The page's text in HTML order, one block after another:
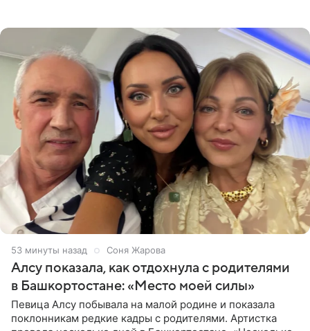
53 минуты назад Соня Жарова
Алсу показала, как отдохнула с родителями
в Башкортостане: «Место моей силы»
Певица Алсу побывала на малой родине и показала
поклонникам редкие кадры с родителями. Артистка